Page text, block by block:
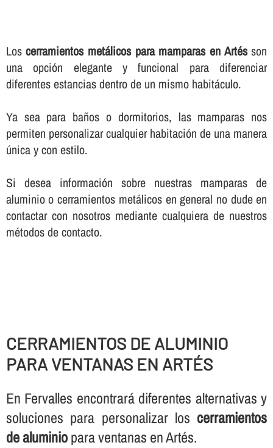
Loscerramientos metálicos para mamparas en Artésson
una opción elegante y funcional para diferenciar
diferentes estancias dentro de un mismo habitáculo.
Ya sea para baños o dormitorios, las mamparas nos
permiten personalizar cualquier habitación de una manera
única y con estilo.
Si desea información sobre nuestras mamparas de
aluminio o cerramientos metálicos en general no dude en
contactar con nosotros mediante cualquiera de nuestros
métodos de contacto.
CERRAMIENTOS DE ALUMINIO
PARA VENTANAS EN ARTÉS
En Fervalles encontrará diferentes alternativas y
soluciones para personalizar loscerramientos
de aluminiopara ventanas en Artés.